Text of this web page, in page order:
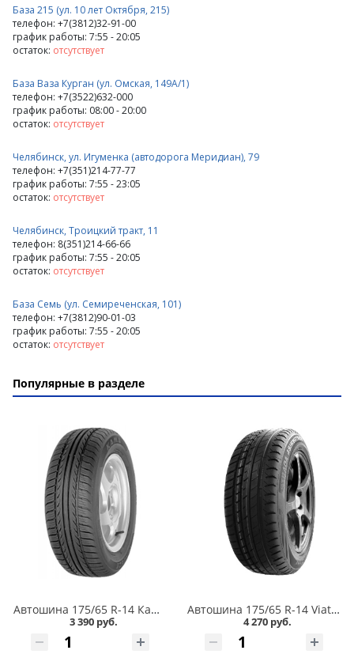
База 215 (ул. 10 лет Октября, 215)
телефон: +7(3812)32-91-00
график работы: 7:55 - 20:05
остаток: отсутствует
База Ваза Курган (ул. Омская, 149А/1)
телефон: +7(3522)632-000
график работы: 08:00 - 20:00
остаток: отсутствует
Челябинск, ул. Игуменка (автодорога Меридиан), 79
телефон: +7(351)214-77-77
график работы: 7:55 - 23:05
остаток: отсутствует
Челябинск, Троицкий тракт, 11
телефон: 8(351)214-66-66
график работы: 7:55 - 20:05
остаток: отсутствует
База Семь (ул. Семиреченская, 101)
телефон: +7(3812)90-01-03
график работы: 7:55 - 20:05
остаток: отсутствует
Популярные в разделе
Автошина 175/65 R-14 Кама Breeze (НК-132) 82H в Омске
3 390 руб.
Автошина 175/65 R-14 Viatti Strada Asimmetrico V-130 82H в Омске
4 270 руб.